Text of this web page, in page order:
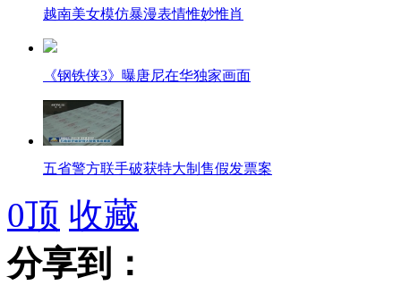
越南美女模仿暴漫表情惟妙惟肖
《钢铁侠3》曝唐尼在华独家画面
五省警方联手破获特大制售假发票案
巴格达咖啡馆遭自杀式爆炸袭击 近80人伤亡
0顶 收藏
分享到：